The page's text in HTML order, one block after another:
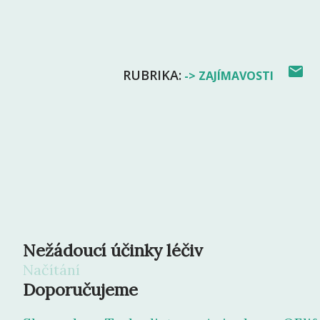
RUBRIKA: -> ZAJÍMAVOSTI
Nežádoucí účinky léčiv
Načítání
Doporučujeme